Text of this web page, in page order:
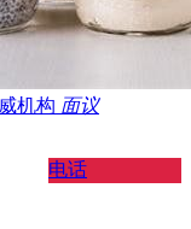
机构 面议
电话